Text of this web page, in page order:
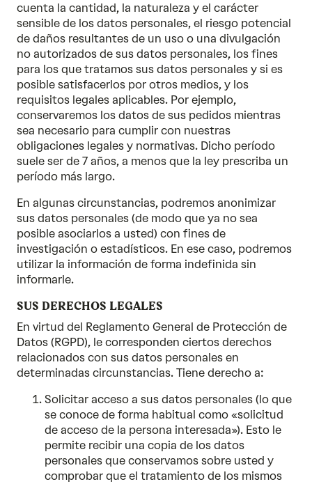
cuenta la cantidad, la naturaleza y el carácter
sensible de los datos personales, el riesgo potencial
de daños resultantes de un uso o una divulgación
no autorizados de sus datos personales, los fines
para los que tratamos sus datos personales y si es
posible satisfacerlos por otros medios, y los
requisitos legales aplicables. Por ejemplo,
conservaremos los datos de sus pedidos mientras
sea necesario para cumplir con nuestras
obligaciones legales y normativas. Dicho período
suele ser de 7 años, a menos que la ley prescriba un
período más largo.
En algunas circunstancias, podremos anonimizar
sus datos personales (de modo que ya no sea
posible asociarlos a usted) con fines de
investigación o estadísticos. En ese caso, podremos
utilizar la información de forma indefinida sin
informarle.
SUS DERECHOS LEGALES
En virtud del Reglamento General de Protección de
Datos (RGPD), le corresponden ciertos derechos
relacionados con sus datos personales en
determinadas circunstancias. Tiene derecho a:
Solicitar acceso a sus datos personales (lo que
se conoce de forma habitual como «solicitud
de acceso de la persona interesada»). Esto le
permite recibir una copia de los datos
personales que conservamos sobre usted y
comprobar que el tratamiento de los mismos